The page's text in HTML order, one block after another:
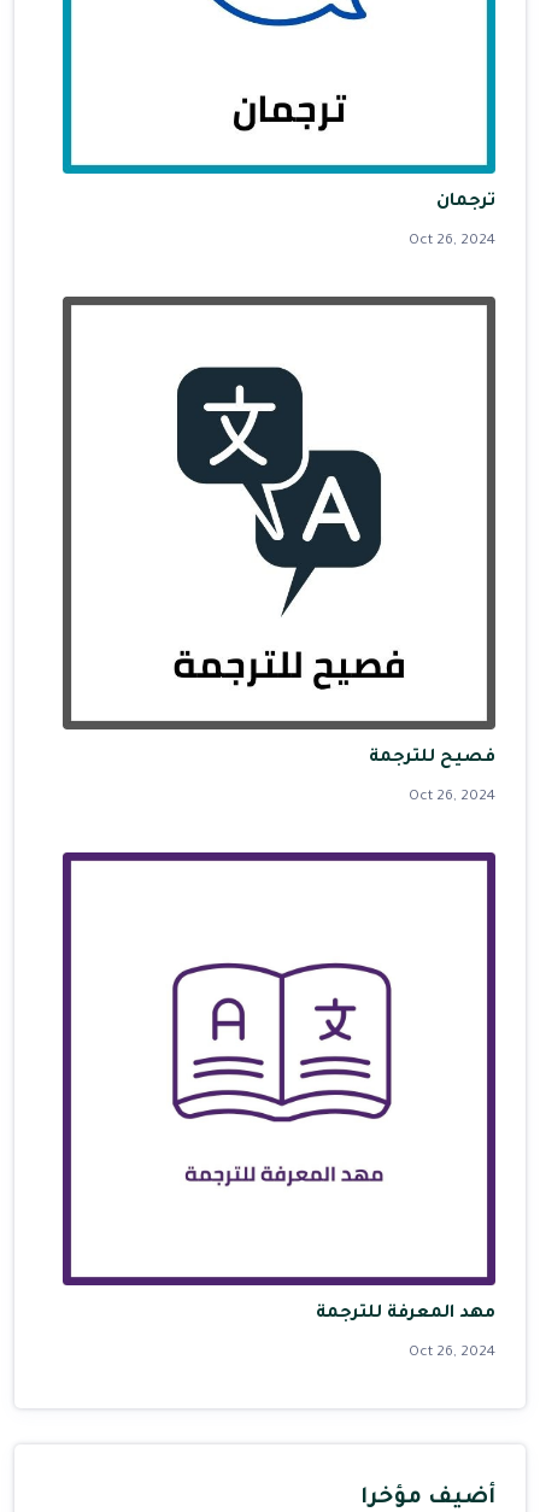
ترجمان
Oct 26, 2024
فصيح للترجمة
Oct 26, 2024
مهد المعرفة للترجمة
Oct 26, 2024
أضيف مؤخرا